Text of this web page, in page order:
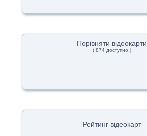
Порівняти відеокарти
( 874 доступно )
Рейтинг відеокарт